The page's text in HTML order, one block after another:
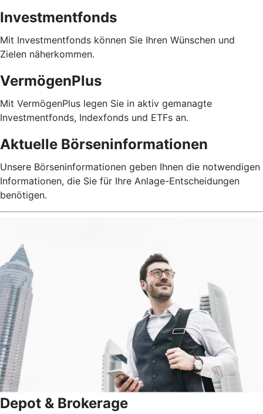
Investmentfonds
Mit Investmentfonds können Sie Ihren Wünschen und
Zielen näherkommen.
VermögenPlus
Mit VermögenPlus legen Sie in aktiv gemanagte
Investmentfonds, Indexfonds und ETFs an.
Aktuelle Börseninformationen
Unsere Börseninformationen geben Ihnen die notwendigen
Informationen, die Sie für Ihre Anlage-Entscheidungen
benötigen.
Depot & Brokerage